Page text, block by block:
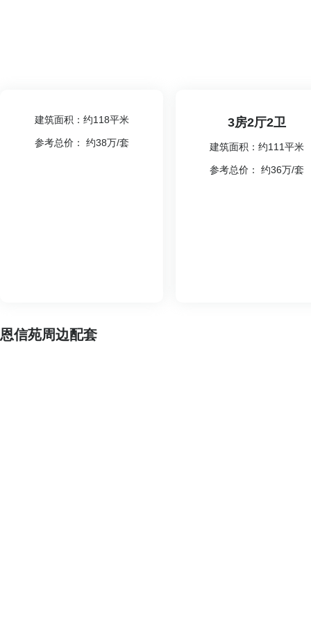
建筑面积：约118平米
参考总价： 约38万/套
3房2厅2卫
建筑面积：约111平米
参考总价： 约36万/套
恩信苑周边配套